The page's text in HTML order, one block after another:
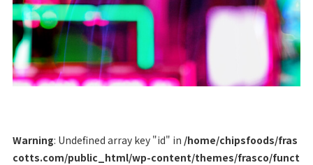
Warning: Undefined array key "id" in /home/chipsfoods/fras
cotts.com/public_html/wp-content/themes/frasco/funct